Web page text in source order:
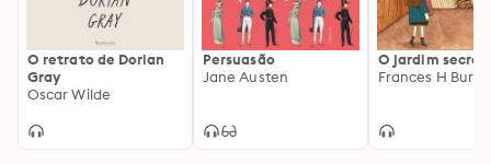
agora uma edição para colecionador em capa dura
que apresenta ilustrações das principais personagens
da narrativa e com acabamento suave ao toque.
O retrato de Dorian
Gray
Oscar Wilde
Persuasão
Jane Austen
O jardim
Frances H